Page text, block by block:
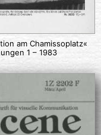
am Chamissoplatz«
1 – 1983